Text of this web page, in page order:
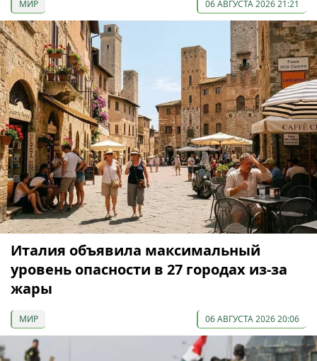
МИР 06 АВГУСТА 2026 21:21
Италия объявила максимальный
уровень опасности в 27 городах из-за
жары
МИР 06 АВГУСТА 2026 20:06